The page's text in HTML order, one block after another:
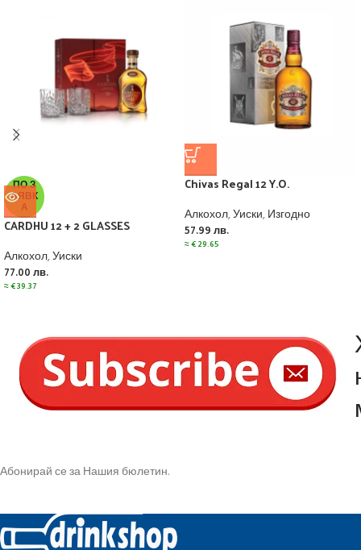
ПО З
АЯВК
А
CARDHU 12 + 2 GLASSES
Алкохол,Уиски
77.00 лв.
≈€39.37
Chivas Regal 12 Y.O.
Алкохол,Уиски,Изгодно
57.99 лв.
≈€29.65
Абонирай се за Нашия бюлетин.